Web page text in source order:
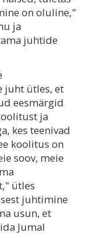
on oluline,"
ja
juhtide
juht ütles, et
eesmärgid
ja
kes teenivad
koolitus on
soov, meie
ütles
juhtimine
usun, et
Jumal